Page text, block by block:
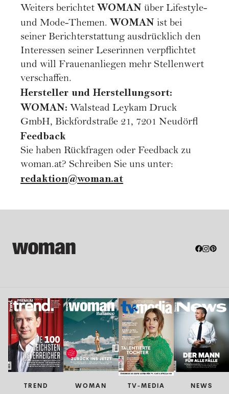
Weiters berichtet WOMAN über Lifestyle-
und Mode-Themen. WOMAN ist bei
seiner Berichterstattung ausdrücklich den
Interessen seiner Leserinnen verpflichtet
und will Frauenanliegen mehr Stellenwert
verschaffen.
Hersteller und Herstellungsort:
WOMAN: Walstead Leykam Druck
GmbH, Bickfordstraße 21, 7201 Neudörfl
Feedback
Sie haben Rückfragen oder Feedback zu
woman.at? Schreiben Sie uns unter:
redaktion@woman.at
TREND WOMAN TV-MEDIA NEWS